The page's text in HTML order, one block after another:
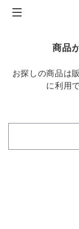
商品
お探しの商品は
に利用